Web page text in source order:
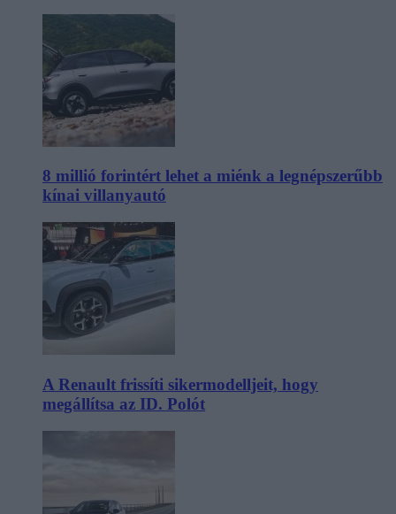
8 millió forintért lehet a miénk a legnépszerűbb
kínai villanyautó
A Renault frissíti sikermodelljeit, hogy
megállítsa az ID. Polót